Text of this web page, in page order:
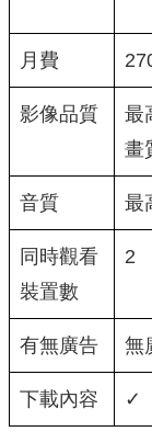
月費
影像品質
最
畫
音質 最
同時觀看
裝置數
2
有無廣告 無
下載內容 ✓